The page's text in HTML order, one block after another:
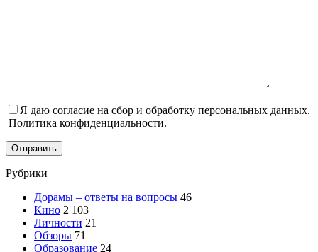
Я даю согласие на сбор и обработку персональных данных.
Политика конфиденциальности.
Отправить
Рубрики
Дорамы – ответы на вопросы 46
Кино 2 103
Личности 21
Обзоры 71
Образование 24